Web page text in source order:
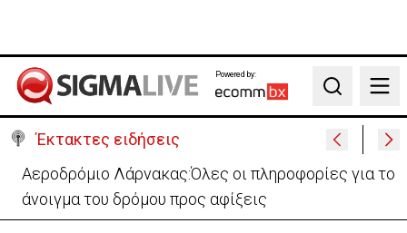
Powered by:
Search
Έκτακτες ειδήσεις
Κρίσιμα 16χρονος οδηγός ηλεκτρικού σκούτερ- Τον
παρέσυρε μεθυσμένος οδηγός